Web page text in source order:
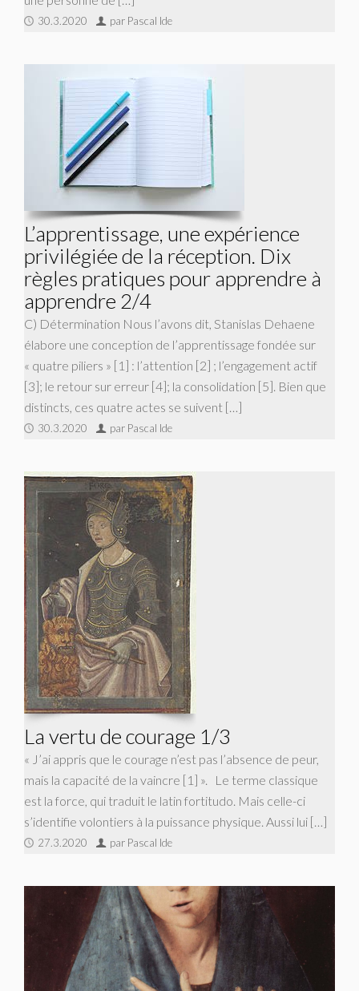
30.3.2020 par Pascal Ide
L’apprentissage, une expérience
privilégiée de la réception. Dix
règles pratiques pour apprendre à
apprendre 2/4
C) Détermination Nous l’avons dit, Stanislas Dehaene
élabore une conception de l’apprentissage fondée sur
« quatre piliers » [1] : l’attention [2] ; l’engagement actif
[3]; le retour sur erreur [4]; la consolidation [5]. Bien que
distincts, ces quatre actes se suivent […]
30.3.2020 par Pascal Ide
La vertu de courage 1/3
« J’ai appris que le courage n’est pas l’absence de peur,
mais la capacité de la vaincre [1] ». Le terme classique
est la force, qui traduit le latin fortitudo. Mais celle-ci
s’identifie volontiers à la puissance physique. Aussi lui […]
27.3.2020 par Pascal Ide